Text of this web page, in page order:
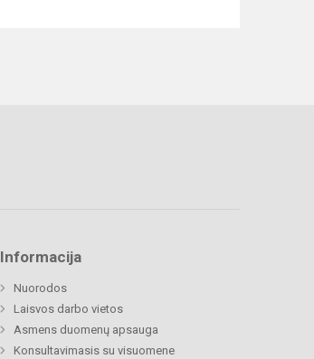
Informacija
Nuorodos
Laisvos darbo vietos
Asmens duomenų apsauga
Konsultavimasis su visuomene